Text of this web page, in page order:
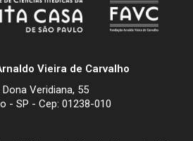
Vieira de Carvalho
Dona Veridiana, 55
- SP - Cep: 01238-010